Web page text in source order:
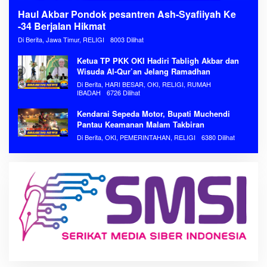
Haul Akbar Pondok pesantren Ash-Syafiiyah Ke
-34 Berjalan Hikmat
Di Berita, Jawa Timur, RELIGI 8003 Dilihat
Ketua TP PKK OKI Hadiri Tabligh Akbar dan
Wisuda Al-Qur’an Jelang Ramadhan
Di Berita, HARI BESAR, OKI, RELIGI, RUMAH
IBADAH
6726 Dilihat
Kendarai Sepeda Motor, Bupati Muchendi
Pantau Keamanan Malam Takbiran
Di Berita, OKI, PEMERINTAHAN, RELIGI 6380 Dilihat